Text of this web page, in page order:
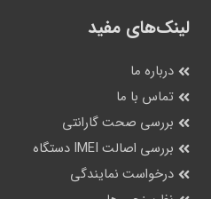
لینک‌های مفید
درباره ما
تماس با ما
بررسی صحت گارانتی
بررسی اصالت IMEI دستگاه
درخواست نمایندگی